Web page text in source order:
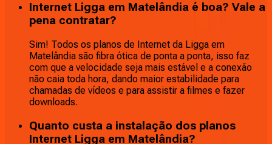
Internet Ligga em Matelândia é boa? Vale a
pena contratar?
Sim! Todos os planos de Internet da Ligga em
Matelândia são fibra ótica de ponta a ponta, isso faz
com que a velocidade seja mais estável e a conexão
não caia toda hora, dando maior estabilidade para
chamadas de vídeos e para assistir a filmes e fazer
downloads.
Quanto custa a instalação dos planos
Internet Ligga em Matelândia?